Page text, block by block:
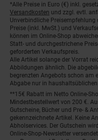
Fußnoten
*Alle Preise in Euro (€) inkl.
Versandkosten und zzgl. evtl.
Unverbindliche Preisempfehlung
Preise (inkl. MwSt.) und
können im Online-Shop
Statt- und durchgestrichene
geforderten Verkaufspreis.
Alle Artikel solange der Vorrat
Abbildungen ähnlich. Die
begrenzten Angebots schon am
Abgabe nur in haushaltsüblichen
**15€ Rabatt im Netto Online-
Mindestbestellwert von 200 €.
Gutscheine, Bücher und Pre- &
gekennzeichnete Artikel. Keine
Abholservices. Der Gutschein
Online-Shop-Newsletter